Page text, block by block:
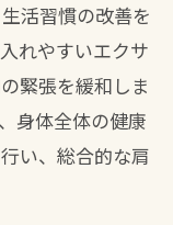
活習慣の改善を
れやすいエクサ
緊張を緩和しま
身体全体の健康
い、総合的な肩